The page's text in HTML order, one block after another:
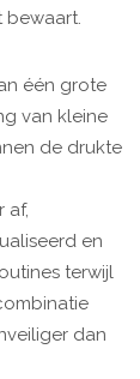
bewaart.
één grote
van kleine
de drukte
af,
en
terwijl
dan